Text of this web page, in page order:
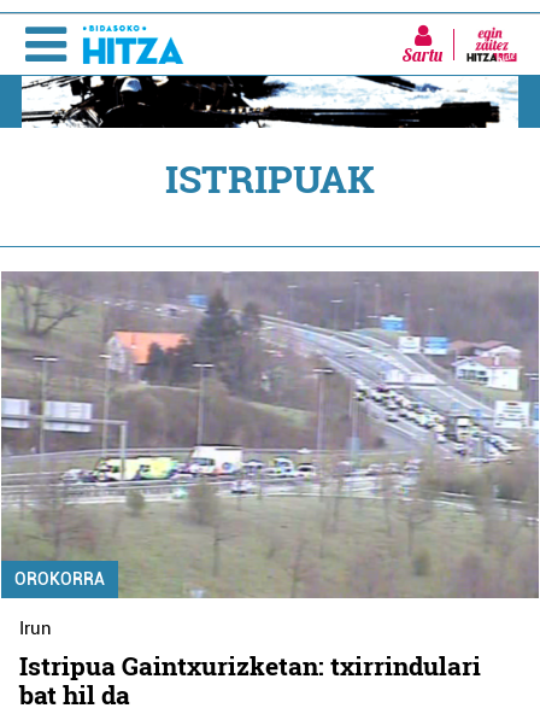
Sartu
ISTRIPUAK
OROKORRA
Irun
Istripua Gaintxurizketan: txirrindulari
bat hil da